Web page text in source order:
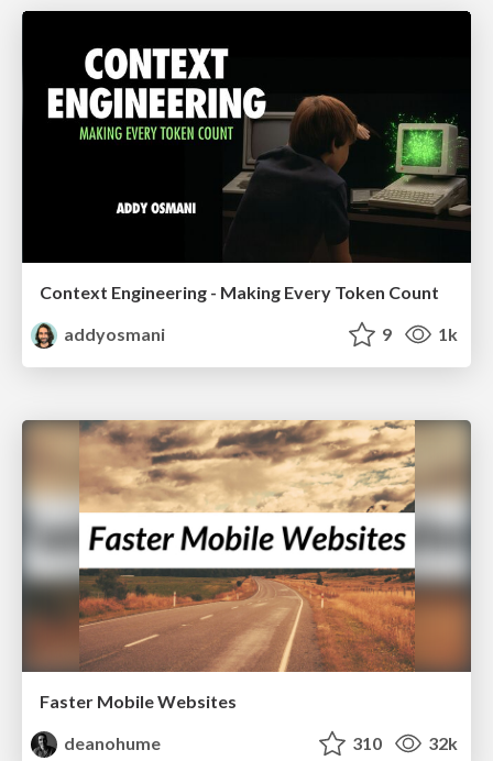
Context Engineering - Making Every Token Count
addyosmani
9 1k
Faster Mobile Websites
deanohume
310 32k